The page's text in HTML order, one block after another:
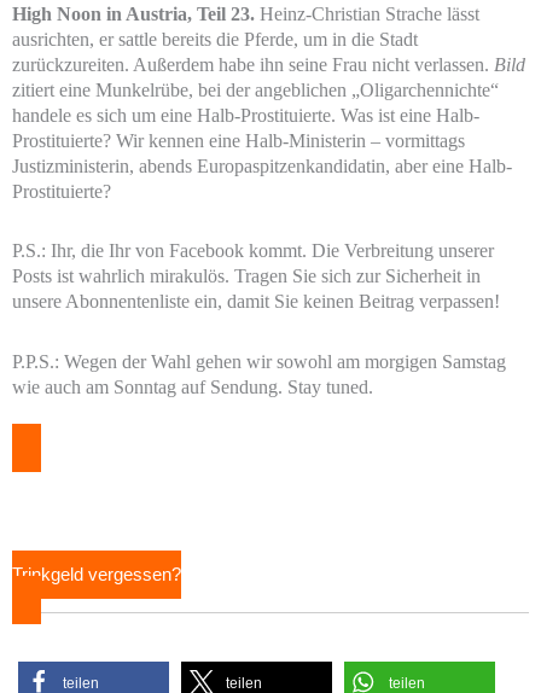
High Noon in Austria, Teil 23. Heinz-Christian Strache lässt
ausrichten, er sattle bereits die Pferde, um in die Stadt
zurückzureiten. Außerdem habe ihn seine Frau nicht verlassen. Bild
zitiert eine Munkelrübe, bei der angeblichen „Oligarchennichte“
handele es sich um eine Halb-Prostituierte. Was ist eine Halb-
Prostituierte? Wir kennen eine Halb-Ministerin – vormittags
Justizministerin, abends Europaspitzenkandidatin, aber eine Halb-
Prostituierte?
P.S.: Ihr, die Ihr von Facebook kommt. Die Verbreitung unserer
Posts ist wahrlich mirakulös. Tragen Sie sich zur Sicherheit in
unsere Abonnentenliste ein, damit Sie keinen Beitrag verpassen!
P.P.S.: Wegen der Wahl gehen wir sowohl am morgigen Samstag
wie auch am Sonntag auf Sendung. Stay tuned.
Trinkgeld vergessen?
teilen teilen teilen